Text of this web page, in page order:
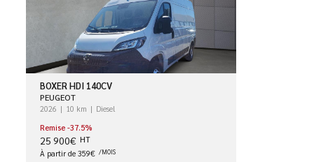
BOXER HDI 140CV
PEUGEOT
2026 10 km
Diesel
Remise -37.5%
25 900€ HT
À partir de 359€ /MOIS